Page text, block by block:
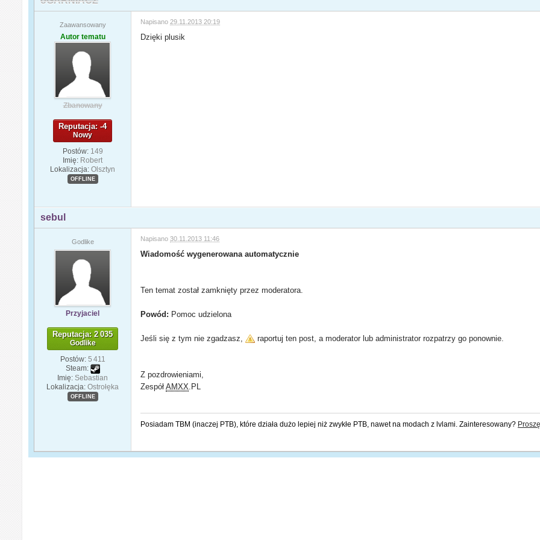
Zaawansowany
Autor tematu
Zbanowany
Reputacja: -4
Nowy
Postów: 149
Imię: Robert
Lokalizacja: Olsztyn
OFFLINE
Napisano 29.11.2013 20:19
Dzięki plusik
sebul
Godlike
Przyjaciel
Reputacja: 2 035
Godlike
Postów: 5 411
Steam:
Imię: Sebastian
Lokalizacja: Ostrołęka
OFFLINE
Napisano30.11.2013 11:46
Wiadomość wygenerowana automatycznie
Ten temat został zamknięty przez moderatora.
Powód: Pomoc udzielona
Jeśli się z tym nie zgadzasz, raportuj ten post, a moderator lub administrator rozpatrzy go ponownie.
Z pozdrowieniami,
ZespółAMXX .PL
Posiadam TBM (inaczej PTB), które działa dużo lepiej niż zwykłe PTB, nawet na modach z lvlami. Zainteresowany?